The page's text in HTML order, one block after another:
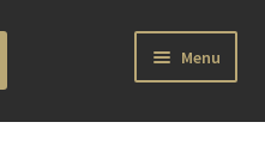
Menu